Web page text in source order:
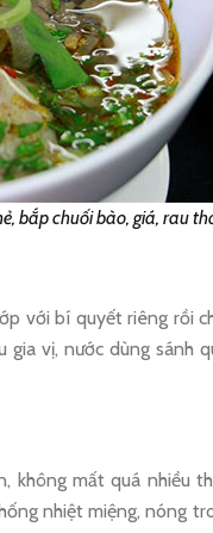
bắp chuối bào, giá, rau
với bí quyết riêng rồi
vị, nước dùng sánh
không mất quá nhiều
nhiệt miệng, nóng